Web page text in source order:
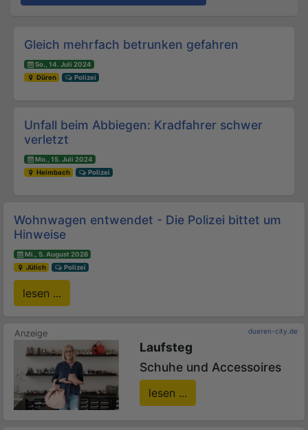
Beitrags-Navigation
Gleich mehrfach betrunken gefahren
So., 14. Juli 2024
Düren
Polizei
Unfall beim Abbiegen: Kradfahrer schwer
verletzt
Mo., 15. Juli 2024
Heimbach
Polizei
Wohnwagen entwendet - Die Polizei bittet um
Hinweise
Mi., 5. August 2026
Jülich
Polizei
lesen ...
dueren-city.de
Laufsteg
Schuhe und Accessoires
lesen ...